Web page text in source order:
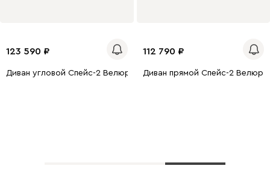
123 590
Диван угловой Спейс-2 Велюр Терракотовый
112 790
Диван прямой Спейс-2 Велюр